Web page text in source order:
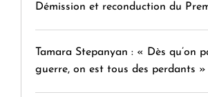
Démission et reconduction du
Tamara Stepanyan : « Dès qu’on
guerre, on est tous des perdants »